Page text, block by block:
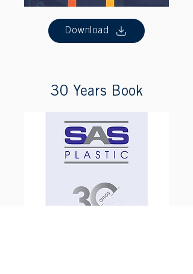
Download
30 Years Book